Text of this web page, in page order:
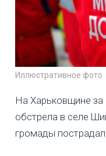
Иллюстративное фото
На Харьковщине за
обстрела в селе
громады